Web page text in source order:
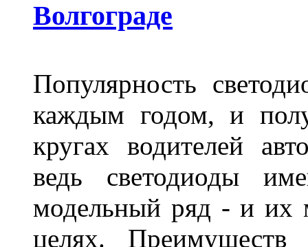
Волгограде
Популярность
каждым годом, и
кругах водителей
ведь светодиоды
модельный ряд - и их
целях.